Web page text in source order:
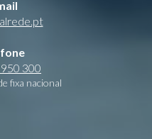
300
fixa nacional